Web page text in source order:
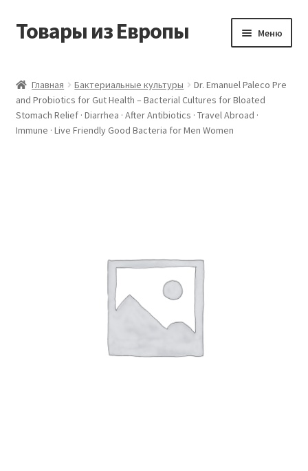
Перейти
Перейти
Товары из Европы Меню
Виды доставки
Заказать товары из Европы
Подтверждение заказа
Главная Бактериальные культуры
Dr. Emanuel Paleco Pre
and Probiotics for Gut Health – Bacterial Cultures for Bloated
Stomach Relief · Diarrhea · After Antibiotics · Travel Abroad ·
Immune · Live Friendly Good Bacteria for Men Women